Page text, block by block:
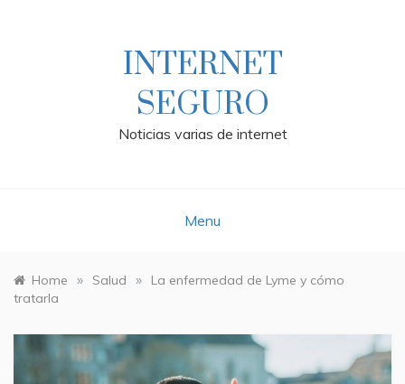
INTERNET
SEGURO
Noticias varias de internet
Menu
Home » Salud »
La enfermedad de Lyme y cómo
tratarla